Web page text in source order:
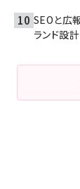
SEOと広
ランド設計